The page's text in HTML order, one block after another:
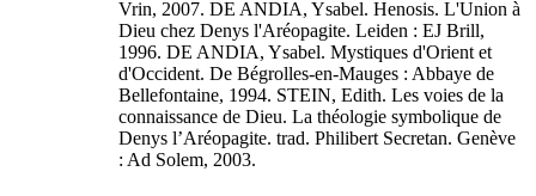
Vrin, 2007. DE ANDIA, Ysabel. Henosis. L'Union à
Dieu chez Denys l'Aréopagite. Leiden : EJ Brill,
1996. DE ANDIA, Ysabel. Mystiques d'Orient et
d'Occident. De Bégrolles-en-Mauges : Abbaye de
Bellefontaine, 1994. STEIN, Edith. Les voies de la
connaissance de Dieu. La théologie symbolique de
Denys l’Aréopagite. trad. Philibert Secretan. Genève
: Ad Solem, 2003.